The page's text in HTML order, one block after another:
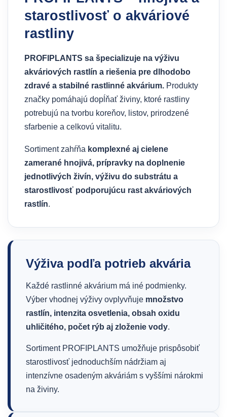
starostlivosť o akváriové
rastliny
PROFIPLANTS sa špecializuje na výživu
akváriových rastlín a riešenia pre dlhodobo
zdravé a stabilné rastlinné akvárium. Produkty
značky pomáhajú dopĺňať živiny, ktoré rastliny
potrebujú na tvorbu koreňov, listov, prirodzené
sfarbenie a celkovú vitalitu.
Sortiment zahŕňa komplexné aj cielene
zamerané hnojivá, prípravky na doplnenie
jednotlivých živín, výživu do substrátu a
starostlivosť podporujúcu rast akváriových
rastlín.
Výživa podľa potrieb akvária
Každé rastlinné akvárium má iné podmienky.
Výber vhodnej výživy ovplyvňuje množstvo
rastlín, intenzita osvetlenia, obsah oxidu
uhličitého, počet rýb aj zloženie vody.
Sortiment PROFIPLANTS umožňuje prispôsobiť
starostlivosť jednoduchším nádržiam aj
intenzívne osadeným akváriám s vyššími nárokmi
na živiny.